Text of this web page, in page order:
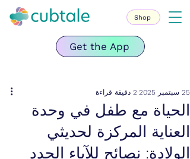
Get the App
Shop
الحياة مع طفل في وحدة
العناية المركزة لحديثي
الولادة: نصائح للآباء الجدد
25 سبتمبر 2025 2 دقيقة قراءة